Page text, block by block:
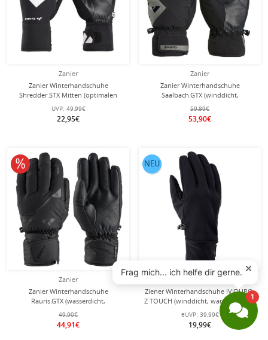
Zanier
Zanier Winterhandschuhe
Shredder.STX Mitten (optimalen
Tragekomfort) schwarz/weiss Kinder
UVP: 49,99€
22,95€
Zanier
Zanier Winterhandschuhe
Saalbach.GTX (winddicht,
wasserdicht) schwarz/silber
59,89€
53,90€
Zanier
Zanier Winterhandschuhe
Rauris.GTX (wasserdicht,
atmungsaktiv) schwarz
49,90€
44,91€
10% reduziert
Ziener Winterhandschuhe IVIDURO-
Z TOUCH (winddicht, warm) schwarz
Herren - 1 Paar
eUVP: 39,99€
19,99€
NEU